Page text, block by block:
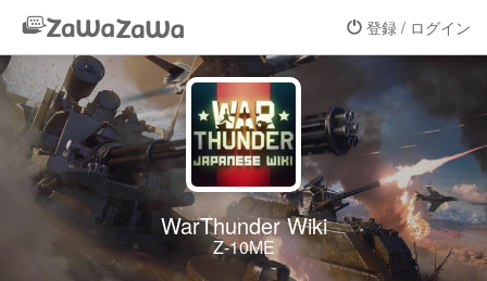
登録 / ログイン
WarThunder Wiki
Z-10ME